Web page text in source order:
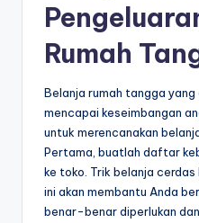
Rumah
Belanja rumah tangga
mencapai keseimbangan
untuk merencanakan
Pertama, buatlah daftar
ke toko. Trik belanja
ini akan membantu Anda
benar-benar diperlukan